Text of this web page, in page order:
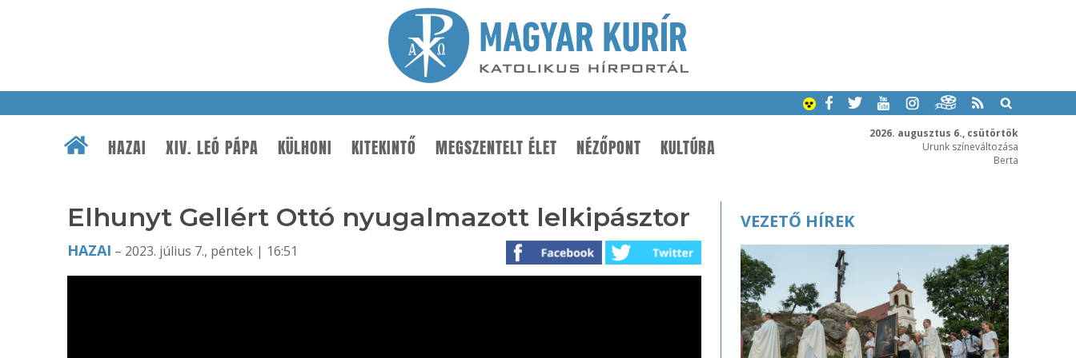
2026. augusztus 6., csütörtök
Urunk színeváltozása
Berta
HAZAI XIV. LEÓ PÁPA KÜLHONI KITEKINTŐ MEGSZENTELT ÉLET NÉZŐPONT KULTÚRA
Elhunyt Gellért Ottó nyugalmazott lelkipásztor
HAZAI – 2023. július 7., péntek | 16:51
VEZETŐ HÍREK